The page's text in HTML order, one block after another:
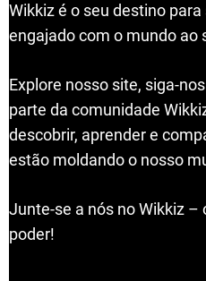
Wikkiz é o seu destino
engajado com o mundo ao
Explore nosso site, siga-
parte da comunidade
descobrir, aprender e
estão moldando o nosso
Junte-se a nós no Wikkiz –
poder!